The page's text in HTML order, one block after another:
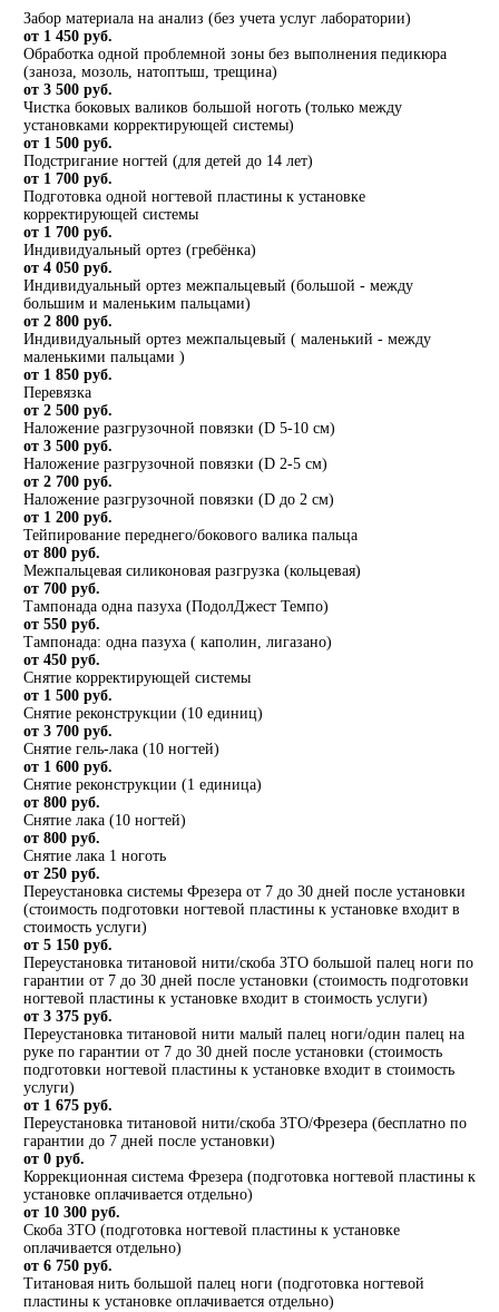
Забор материала на анализ (без учета услуг лаборатории)
от 1 450 руб.
Обработка одной проблемной зоны без выполнения педикюра
(заноза, мозоль, натоптыш, трещина)
от 3 500 руб.
Чистка боковых валиков большой ноготь (только между
установками корректирующей системы)
от 1 500 руб.
Подстригание ногтей (для детей до 14 лет)
от 1 700 руб.
Подготовка одной ногтевой пластины к установке
корректирующей системы
от 1 700 руб.
Индивидуальный ортез (гребёнка)
от 4 050 руб.
Индивидуальный ортез межпальцевый (большой - между
большим и маленьким пальцами)
от 2 800 руб.
Индивидуальный ортез межпальцевый ( маленький - между
маленькими пальцами )
от 1 850 руб.
Перевязка
от 2 500 руб.
Наложение разгрузочной повязки (D 5-10 см)
от 3 500 руб.
Наложение разгрузочной повязки (D 2-5 см)
от 2 700 руб.
Наложение разгрузочной повязки (D до 2 см)
от 1 200 руб.
Тейпирование переднего/бокового валика пальца
от 800 руб.
Межпальцевая силиконовая разгрузка (кольцевая)
от 700 руб.
Тампонада одна пазуха (ПодолДжест Темпо)
от 550 руб.
Тампонада: одна пазуха ( каполин, лигазано)
от 450 руб.
Снятие корректирующей системы
от 1 500 руб.
Снятие реконструкции (10 единиц)
от 3 700 руб.
Снятие гель-лака (10 ногтей)
от 1 600 руб.
Снятие реконструкции (1 единица)
от 800 руб.
Снятие лака (10 ногтей)
от 800 руб.
Снятие лака 1 ноготь
от 250 руб.
Переустановка системы Фрезера от 7 до 30 дней после установки
(стоимость подготовки ногтевой пластины к установке входит в
стоимость услуги)
от 5 150 руб.
Переустановка титановой нити/скоба 3ТО большой палец ноги по
гарантии от 7 до 30 дней после установки (стоимость подготовки
ногтевой пластины к установке входит в стоимость услуги)
от 3 375 руб.
Переустановка титановой нити малый палец ноги/один палец на
руке по гарантии от 7 до 30 дней после установки (стоимость
подготовки ногтевой пластины к установке входит в стоимость
услуги)
от 1 675 руб.
Переустановка титановой нити/скоба 3ТО/Фрезера (бесплатно по
гарантии до 7 дней после установки)
от 0 руб.
Коррекционная система Фрезера (подготовка ногтевой пластины к
установке оплачивается отдельно)
от 10 300 руб.
Скоба 3ТО (подготовка ногтевой пластины к установке
оплачивается отдельно)
от 6 750 руб.
Титановая нить большой палец ноги (подготовка ногтевой
пластины к установке оплачивается отдельно)